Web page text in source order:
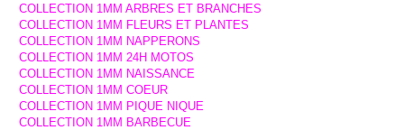
COLLECTION 1MM ARBRES ET BRANCHES
COLLECTION 1MM FLEURS ET PLANTES
COLLECTION 1MM NAPPERONS
COLLECTION 1MM 24H MOTOS
COLLECTION 1MM NAISSANCE
COLLECTION 1MM COEUR
COLLECTION 1MM PIQUE NIQUE
COLLECTION 1MM BARBECUE